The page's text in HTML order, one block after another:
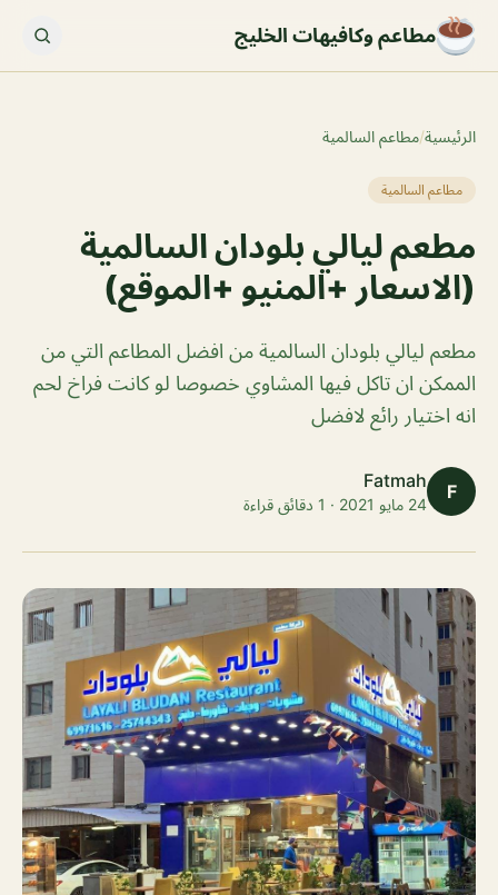
مطاعم وكافيهات الخليج
الرئيسية/مطاعم السالمية
مطاعم السالمية
مطعم ليالي بلودان السالمية
(الاسعار +المنيو +الموقع)
مطعم ليالي بلودان السالمية من افضل المطاعم التي من
الممكن ان تاكل فيها المشاوي خصوصا لو كانت فراخ لحم
انه اختيار رائع لافضل
F
Fatmah
24 مايو 2021 · 1 دقائق قراءة